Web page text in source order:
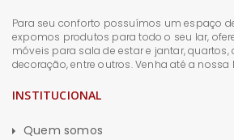
Para seu conforto possuímos um espaço
expomos produtos para todo o seu lar,
móveis para sala de estar e jantar, quartos,
decoração, entre outros. Venha até a
INSTITUCIONAL
Quem somos